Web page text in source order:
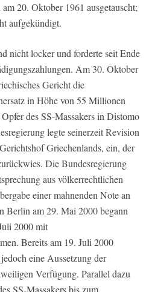
20. Oktober 1961 ausgetauscht;
aufgekündigt.
nicht locker und forderte seit Ende
Am 30. Oktober
Gericht die
in Höhe von 55 Millionen
des SS-Massakers in Distomo
legte seinerzeit Revision
Griechenlands, ein, der
Die Bundesregierung
aus völkerrechtlichen
einer mahnenden Note an
Berlin am 29. Mai 2000 begann
2000 mit
Bereits am 19. Juli 2000
eine Aussetzung der
Verfügung. Parallel dazu